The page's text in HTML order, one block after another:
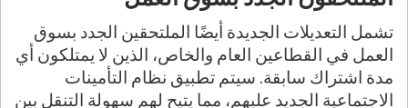
تشمل التعديلات الجديدة أيضًا الملتحقين الجدد بسوق
العمل في القطاعين العام والخاص، الذين لا يمتلكون أي
مدة اشتراك سابقة. سيتم تطبيق نظام التأمينات
الاجتماعية الجديد عليهم، مما يتيح لهم سهولة التنقل بين